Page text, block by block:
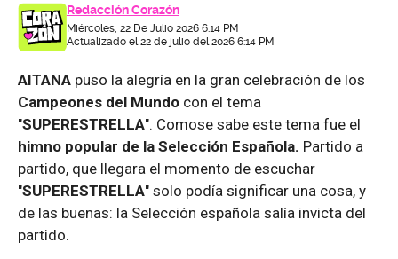
Redacción Corazón
Miércoles, 22 De Julio 2026 6:14 PM
Actualizado el 22 de julio del 2026 6:14 PM
AITANA puso la alegría en la gran celebración de los
Campeones del Mundo con el tema
"SUPERESTRELLA". Comose sabe este tema fue el
himno popular de la Selección Española. Partido a
partido, que llegara el momento de escuchar
"SUPERESTRELLA" solo podía significar una cosa, y
de las buenas: la Selección española salía invicta del
partido.